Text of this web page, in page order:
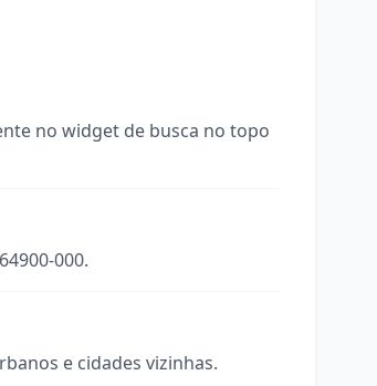
no widget de busca no topo
000.
e cidades vizinhas.